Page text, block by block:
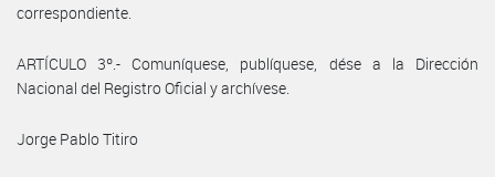
correspondiente.
ARTÍCULO 3º.- Comuníquese, publíquese, dése a la Dirección
Nacional del Registro Oficial y archívese.
Jorge Pablo Titiro